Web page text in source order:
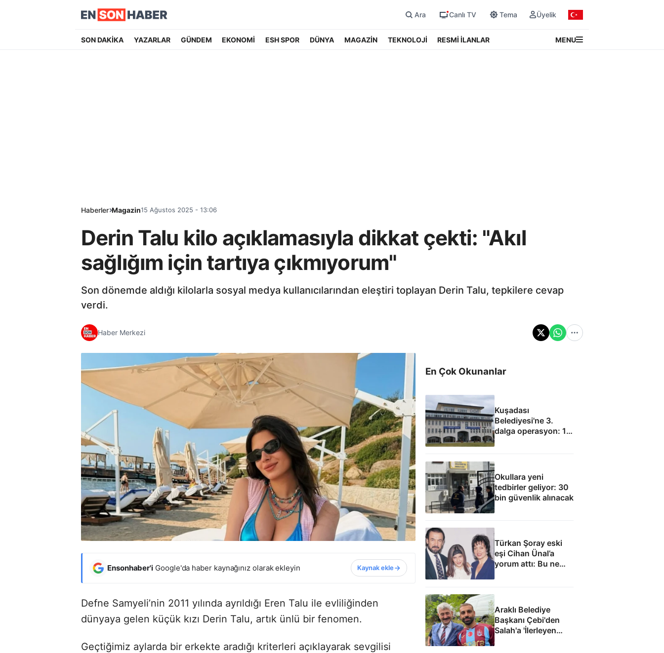
Ara Canlı TV Tema Üyelik
SON DAKİKA YAZARLAR GÜNDEM EKONOMİ ESH SPOR DÜNYA MAGAZİN TEKNOLOJİ RESMİ İLANLAR MENU
Haberler Magazin15 Ağustos 2025 - 13:06
Derin Talu kilo açıklamasıyla dikkat çekti: "Akıl
sağlığım için tartıya çıkmıyorum"
Son dönemde aldığı kilolarla sosyal medya kullanıcılarından eleştiri toplayan Derin Talu, tepkilere cevap
verdi.
Haber Merkezi
Ensonhaber'i Google'da haber kaynağınız olarak ekleyin Kaynak ekle
Defne Samyeli’nin 2011 yılında ayrıldığı Eren Talu ile evliliğinden
dünyaya gelen küçük kızı Derin Talu, artık ünlü bir fenomen.
Geçtiğimiz aylarda bir erkekte aradığı kriterleri açıklayarak sevgilisi
En Çok Okunanlar
Kuşadası
Belediyesi'ne 3.
dalga operasyon: 15
gözaltı
Okullara yeni
tedbirler geliyor: 30
bin güvenlik alınacak
Türkan Şoray eski
eşi Cihan Ünal’a
yorum attı: Bu ne
Araklı Belediye
Başkanı Çebi'den
Salah'a 'İlerleyen
yıllarda Mısır'a